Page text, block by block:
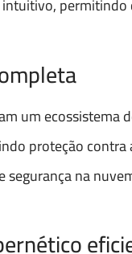
um
proteção
na